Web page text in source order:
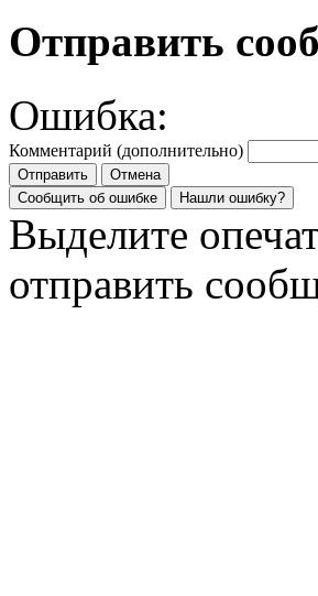
Отправить
Ошибка:
Комментарий (дополнительно)
Отправить
Отмена
Сообщить об ошибке
Нашли ошибку?
Выделите
отправить